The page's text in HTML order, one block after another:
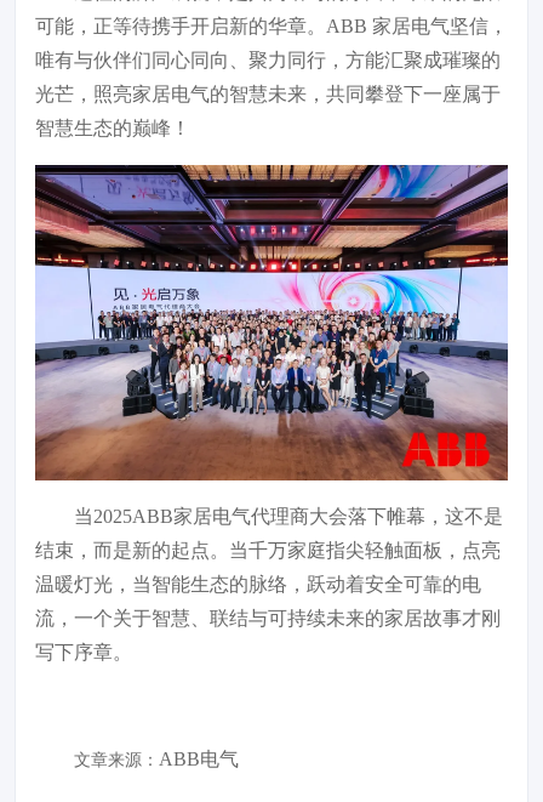
可能，正等待携手开启新的华章。ABB 家居电气坚信，
唯有与伙伴们同心同向、聚力同行，方能汇聚成璀璨的
光芒，照亮家居电气的智慧未来，共同攀登下一座属于
智慧生态的巅峰！
当2025ABB家居电气代理商大会落下帷幕，这不是
结束，而是新的起点。当千万家庭指尖轻触面板，点亮
温暖灯光，当智能生态的脉络，跃动着安全可靠的电
流，一个关于智慧、联结与可持续未来的家居故事才刚
写下序章。
文章来源： ABB电气